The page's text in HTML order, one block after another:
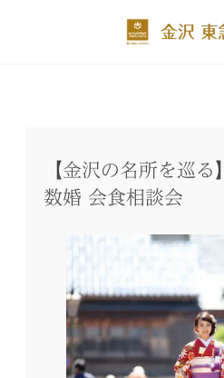
【金沢の名所を巡る
数婚 会食相談会